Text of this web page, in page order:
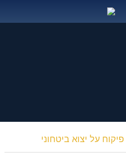
פיקוח על יצוא ביטחוני